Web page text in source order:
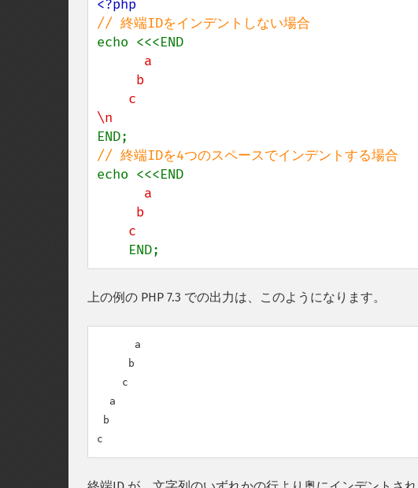
    END;
上の例の PHP 7.3 での出力は、このようになります。
      a
     b
    c
  a
b